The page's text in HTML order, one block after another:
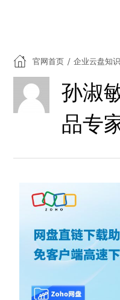
官网首页 / 企业云盘知
孙淑
品专